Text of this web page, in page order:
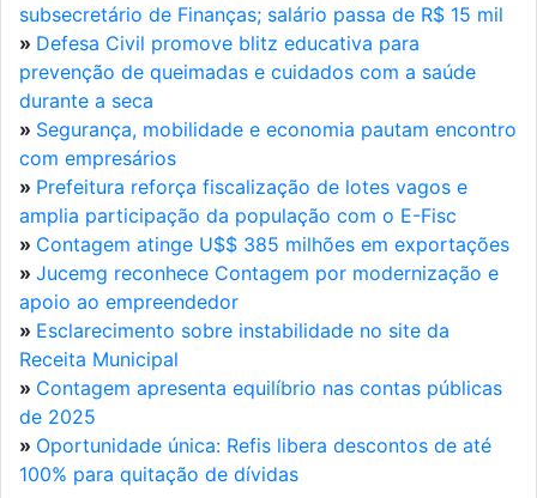
subsecretário de Finanças; salário passa de R$ 15 mil
» Defesa Civil promove blitz educativa para
prevenção de queimadas e cuidados com a saúde
durante a seca
» Segurança, mobilidade e economia pautam encontro
com empresários
» Prefeitura reforça fiscalização de lotes vagos e
amplia participação da população com o E-Fisc
» Contagem atinge U$$ 385 milhões em exportações
» Jucemg reconhece Contagem por modernização e
apoio ao empreendedor
» Esclarecimento sobre instabilidade no site da
Receita Municipal
» Contagem apresenta equilíbrio nas contas públicas
de 2025
» Oportunidade única: Refis libera descontos de até
100% para quitação de dívidas